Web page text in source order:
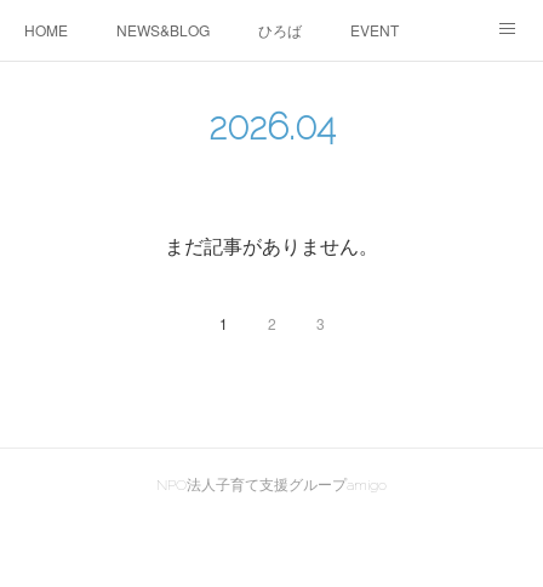
HOME NEWS&BLOG ひろば EVENT
2026.04
まだ記事がありません。
1 2 3
NPO法人子育て支援グループamigo